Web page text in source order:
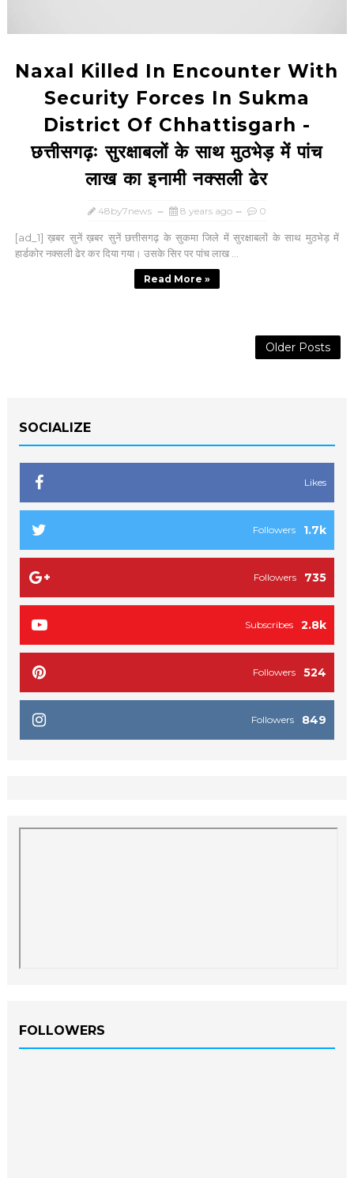
Naxal Killed In Encounter With
Security Forces In Sukma
District Of Chhattisgarh -
छत्तीसगढ़ः सुरक्षाबलों के साथ मुठभेड़ में पांच
लाख का इनामी नक्सली ढेर
48by7news 8 years ago 0
[ad_1] ख़बर सुनें ख़बर सुनें छत्तीसगढ़ के सुकमा जिले में सुरक्षाबलों के साथ मुठभेड़ में
हार्डकोर नक्सली ढेर कर दिया गया। उसके सिर पर पांच लाख ...
Read More »
Older Posts
SOCIALIZE
Likes
1.7k
Followers
735
Followers
2.8k
Subscribes
524
Followers
849
Followers
FOLLOWERS